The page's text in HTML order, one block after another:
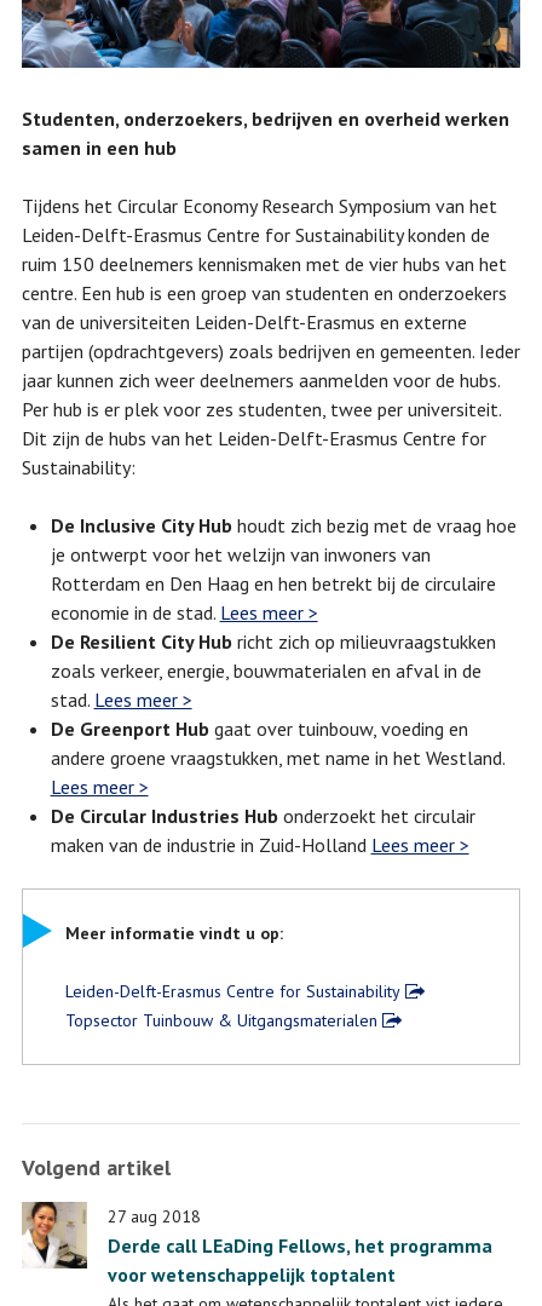
Studenten, onderzoekers, bedrijven en overheid werken
samen in een hub
Tijdens het Circular Economy Research Symposium van het
Leiden-Delft-Erasmus Centre for Sustainability konden de
ruim 150 deelnemers kennismaken met de vier hubs van het
centre. Een hub is een groep van studenten en onderzoekers
van de universiteiten Leiden-Delft-Erasmus en externe
partijen (opdrachtgevers) zoals bedrijven en gemeenten. Ieder
jaar kunnen zich weer deelnemers aanmelden voor de hubs.
Per hub is er plek voor zes studenten, twee per universiteit.
Dit zijn de hubs van het Leiden-Delft-Erasmus Centre for
Sustainability:
De Inclusive City Hub houdt zich bezig met de vraag hoe
je ontwerpt voor het welzijn van inwoners van
Rotterdam en Den Haag en hen betrekt bij de circulaire
economie in de stad. Lees meer >
De Resilient City Hub richt zich op milieuvraagstukken
zoals verkeer, energie, bouwmaterialen en afval in de
stad. Lees meer >
De Greenport Hub gaat over tuinbouw, voeding en
andere groene vraagstukken, met name in het Westland.
Lees meer >
De Circular Industries Hub onderzoekt het circulair
maken van de industrie in Zuid-Holland Lees meer >
Meer informatie vindt u op:
Leiden-Delft-Erasmus Centre for Sustainability
Topsector Tuinbouw & Uitgangsmaterialen
Volgend artikel
27 aug 2018
Derde call LEaDing Fellows, het programma
voor wetenschappelijk toptalent